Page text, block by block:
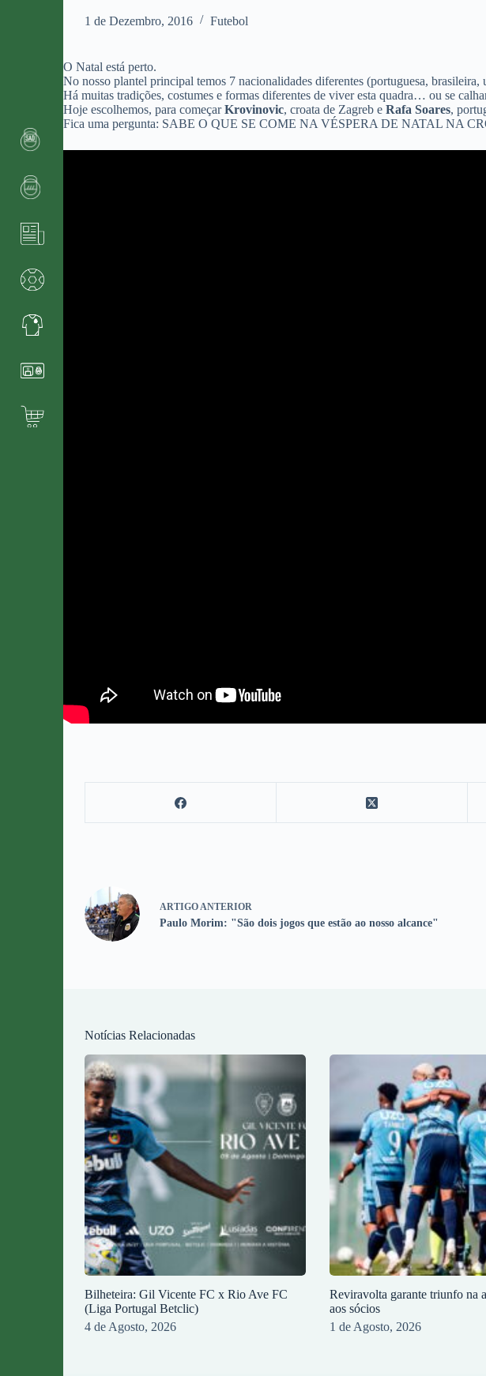
1 de Dezembro, 2016 Futebol
O Natal está perto.
No nosso plantel principal temos 7 nacionalidades diferentes (portuguesa, brasileira,
Há muitas tradições, costumes e formas diferentes de viver esta quadra… ou se
Hoje escolhemos, para começarKrovinovic, croata de Zagreb e Rafa Soares,
Fica uma pergunta: SABE O QUE SE COME NA VÉSPERA DE NATAL NA
ARTIGO ANTERIOR
Paulo Morim: "São dois jogos que estão ao nosso alcance"
Notícias Relacionadas
Bilheteira: Gil Vicente FC x Rio Ave FC
(Liga Portugal Betclic)
4 de Agosto, 2026
Reviravolta garante triunfo na
aos sócios
1 de Agosto, 2026